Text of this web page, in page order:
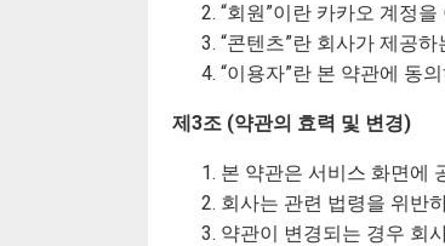
“회원”이란 카카오 계정
“콘텐츠”란 회사가 제공
“이용자”란 본 약관에 동
제3조 (약관의 효력 및 변경)
본 약관은 서비스 화면에
회사는 관련 법령을 위반
약관이 변경되는 경우 회